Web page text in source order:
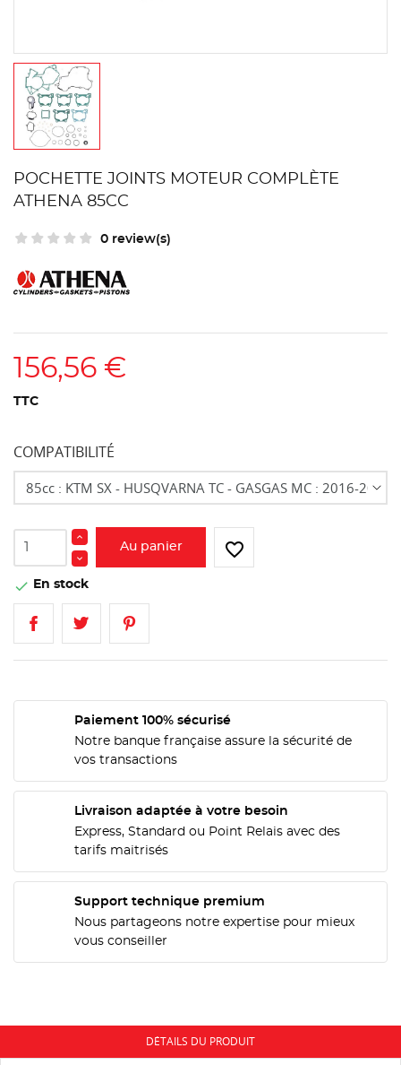
POCHETTE JOINTS MOTEUR COMPLÈTE
ATHENA 85CC
0 review(s)
156,56 €
TTC
COMPATIBILITÉ
Au panier favorite_border
 En stock
Paiement 100% sécurisé
Notre banque française assure la sécurité de
vos transactions
Livraison adaptée à votre besoin
Express, Standard ou Point Relais avec des
tarifs maitrisés
Support technique premium
Nous partageons notre expertise pour mieux
vous conseiller
DÉTAILS DU PRODUIT
MES LISTES
add_circle_outline Créer une nouvelle liste
CRÉER UNE LISTE D'ENVIES
NOM DE LA LISTE D'ENVIES
Annuler Créer une liste d'envies
CONNEXION
Vous devez être connecté pour ajouter des produits